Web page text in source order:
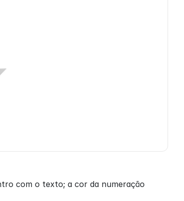
com o texto; a cor da numeração